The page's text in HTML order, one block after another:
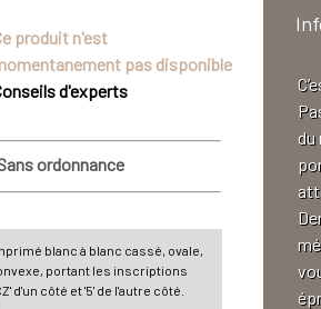
produit n'est
pas disponible
d'experts
ordonnance
blanc à blanc cassé, ovale,
portant les inscriptions
d'un côté et '5' de l'autre côté.
du